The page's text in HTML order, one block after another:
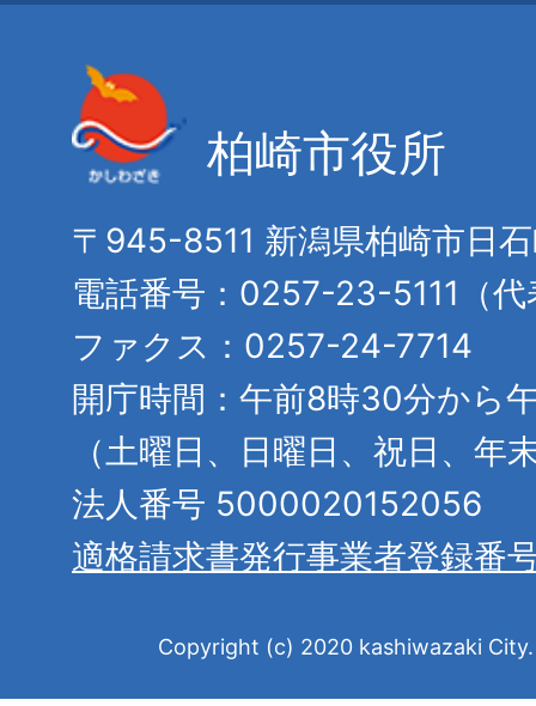
柏崎市役所
〒945-8511 新潟県柏崎市日
電話番号：0257-23-5111（代
ファクス：0257-24-7714
開庁時間：午前8時30分から
（土曜日、日曜日、祝日、年
法人番号 5000020152056
適格請求書発行事業者登録番
Copyright (c) 2020 kashiwazaki